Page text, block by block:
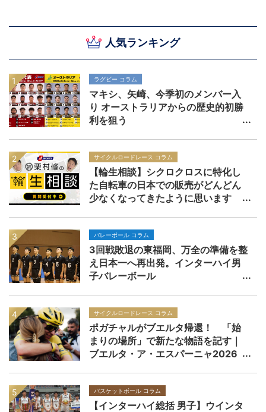
人気ランキング
ラグビー コラム
マキシ、矢崎、今季初のメンバー入
り オーストラリアからの歴史的初勝
利を狙う
サイクルロードレース コラム
【輪生相談】シクロクロスに特化し
た自転車の日本での販売がどんどん
少なくなってきたように思います
バレーボール コラム
3回戦敗退の東福岡、万全の準備を整
え日本一へ再出発。インターハイ男
子バレーボール
サイクルロードレース コラム
ポガチャルがブエルタ帰還！ 「始
まりの場所」で新たな物語を記す｜
ブエルタ・ア・エスパーニャ2026
バスケットボール コラム
【インターハイ総括 男子】ウインタ